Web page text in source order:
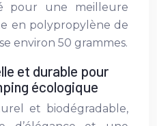
pour une meilleure
en polypropylène de
environ 50 grammes.
et durable pour
écologique
et biodégradable,